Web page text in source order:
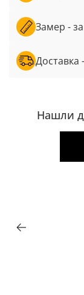
Замер -
Доставка
Нашли